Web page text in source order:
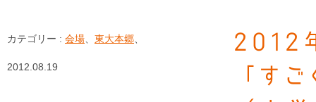
2012
「す
カテゴリー : 会場 東大本郷
2012.08.19